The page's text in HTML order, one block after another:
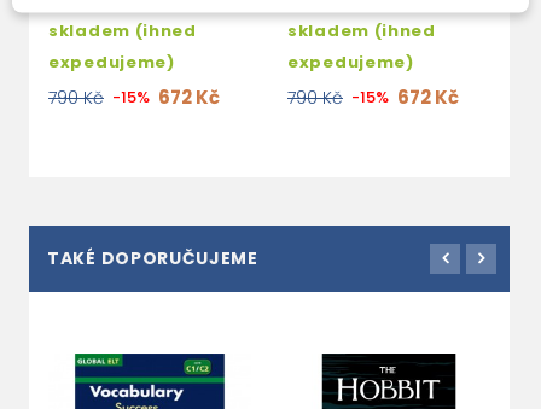
skladem (ihned
expedujeme)
790 Kč -15% 672 Kč
skladem (ihned
expedujeme)
790 Kč -15% 672 Kč
TAKÉ DOPORUČUJEME